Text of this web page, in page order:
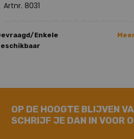
Artnr. 8031
Enkele
OP DE HOOGTE BLIJVEN
SCHRIJF JE DAN IN VOOR